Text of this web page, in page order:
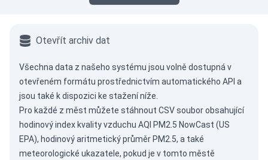
Otevřít archiv dat
Všechna data z našeho systému jsou volně dostupná v
otevřeném formátu prostřednictvím automatického API a
jsou také k dispozici ke stažení níže.
Pro každé z měst můžete stáhnout CSV soubor obsahující
hodinový index kvality vzduchu AQI PM2.5 NowCast (US
EPA), hodinový aritmetický průměr PM2.5, a také
meteorologické ukazatele, pokud je v tomto městě